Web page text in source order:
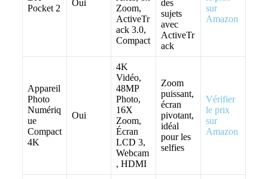
Pocket 2
Oui
Zoom,
ActiveTr
ack 3.0,
Compact
des
sujets
avec
ActiveTr
ack
sur
Amazon
Appareil
Photo
Numériq
ue
Compact
4K
Oui
4K
Vidéo,
48MP
Photo,
16X
Zoom,
Écran
LCD 3,
Webcam
, HDMI
Zoom
puissant,
écran
pivotant,
idéal
pour les
selfies
Vérifier
le prix
sur
Amazon